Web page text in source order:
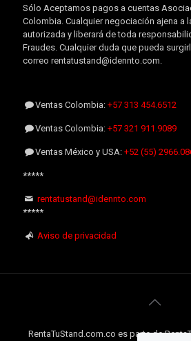
Sólo Aceptamos pagos a cuentas
Colombia. Cualquier negociación ajena a
autorizada y liberará de toda
Fraudes. Cualquier duda que pueda
correo rentatustand@idennto.com.
Ventas Colombia:+57 313 454.6512
Ventas Colombia:+57 321 911.9089
Ventas México y USA:+52 (55)
*****
rentatustand@idennto.com
*****
Aviso de privacidad
RentaTuStand.com.co es parte de